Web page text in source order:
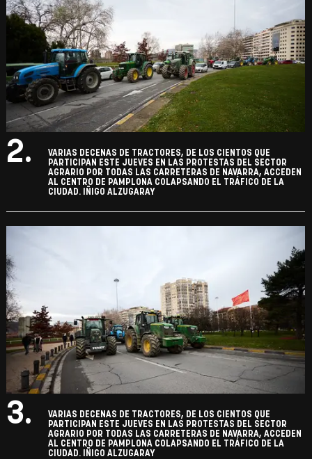
2.
VARIAS DECENAS DE TRACTORES, DE LOS CIENTOS QUE
PARTICIPAN ESTE JUEVES EN LAS PROTESTAS DEL SECTOR
AGRARIO POR TODAS LAS CARRETERAS DE NAVARRA, ACCEDEN
AL CENTRO DE PAMPLONA COLAPSANDO EL TRÁFICO DE LA
CIUDAD. IÑIGO ALZUGARAY
3.
VARIAS DECENAS DE TRACTORES, DE LOS CIENTOS QUE
PARTICIPAN ESTE JUEVES EN LAS PROTESTAS DEL SECTOR
AGRARIO POR TODAS LAS CARRETERAS DE NAVARRA, ACCEDEN
AL CENTRO DE PAMPLONA COLAPSANDO EL TRÁFICO DE LA
CIUDAD. IÑIGO ALZUGARAY